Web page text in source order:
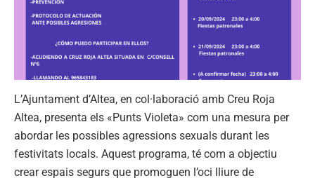
L’Ajuntament d’Altea, en col·laboració amb Creu Roja
Altea, presenta els «Punts Violeta» com una mesura per
abordar les possibles agressions sexuals durant les
festivitats locals. Aquest programa, té com a objectiu
crear espais segurs que promoguen l’oci lliure de